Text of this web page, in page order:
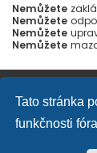
Tato stránka
funkčnosti
Nemůžete
Nemůžete
Nemůžete
Nemůžete